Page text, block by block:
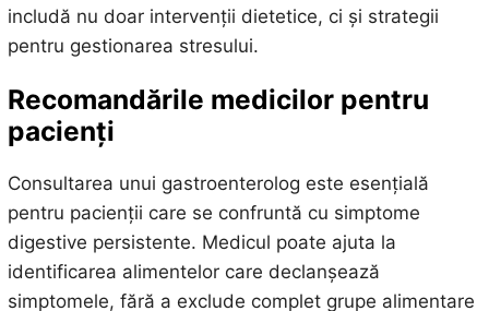
includă nu doar intervenții dietetice, ci și strategii
pentru gestionarea stresului.
Recomandările medicilor pentru
pacienți
Consultarea unui gastroenterolog este esențială
pentru pacienții care se confruntă cu simptome
digestive persistente. Medicul poate ajuta la
identificarea alimentelor care declanșează
simptomele, fără a exclude complet grupe alimentare